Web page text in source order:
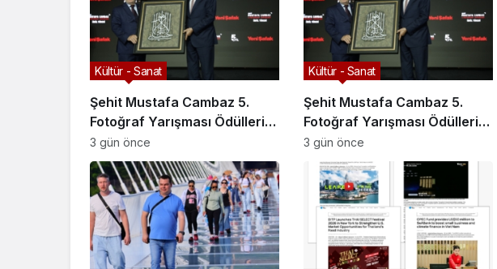
Şehit Mustafa Cambaz 5.
Fotoğraf Yarışması Ödülleri
Demokrasi ve Özgürlükler
Adası’nda Sahiplerini Buldu
Kültür - Sanat
3 gün önce
Şehit Mustafa Cambaz 5.
Fotoğraf Yarışması Ödülleri
Demokrasi ve Özgürlükler
Adası’nda Sahiplerini Buldu
Kültür - Sanat
3 gün önce